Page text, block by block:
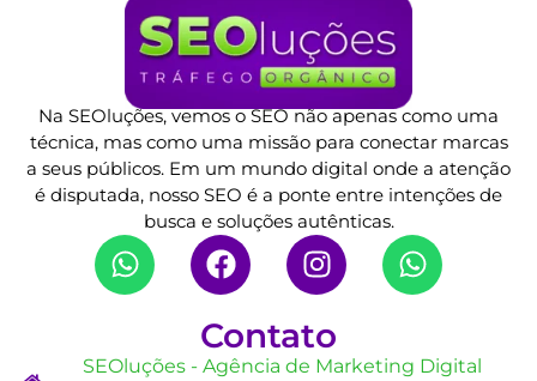
Na SEOluções, vemos o SEO não apenas como uma
técnica, mas como uma missão para conectar marcas
a seus públicos. Em um mundo digital onde a atenção
é disputada, nosso SEO é a ponte entre intenções de
busca e soluções autênticas.
Contato
SEOluções - Agência de Marketing Digital